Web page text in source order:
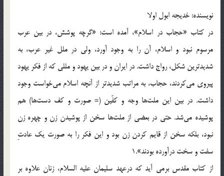
نويسنده: خديجه ابول اولا
در كتاب «حجاب در اسلام»، آمده است: «گرچه پوشش، در بين عرب
مرسوم نبود و اسلام، آن را به ‌وجود آورد، ولي در ملل غير عرب، به
شديدترين شكل، رواج داشت. در ايران و در بين يهود و مللي كه از فكر يهود
پيروي مي‌كردند، حجاب، به مراتب شديدتر از آنچه اسلام مي‌خواست وجود
داشت. در بين اين ملت‌ها وجه و كفّين (= صورت و كف دست‌ها) هم
پوشيده مي‌شد. حتي در بعضي از ملت‌ها سخن از پوشيدن زن و چهره زن
نبود، بلكه سخن از قايم كردن زن بود و اين فكر را به صورت يك عادتِ
سفت و سخت درآورده بودند».1
از کتاب مقدس برمي آيد که درعهد سليمان عليه السلام، زنان علاوه بر